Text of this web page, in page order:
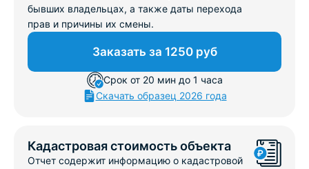
бывших владельцах, а также даты перехода
прав и причины их смены.
Заказать за 1250 руб
Срок от 20 мин до 1 часа
Скачать образец 2026 года
Кадастровая стоимость объекта
Отчет содержит информацию о кадастровой